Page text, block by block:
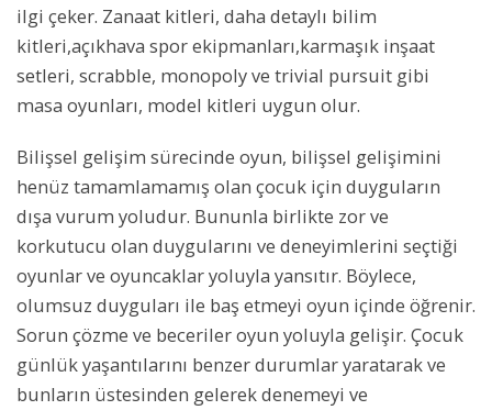
ilgi çeker. Zanaat kitleri, daha detaylı bilim
kitleri,açıkhava spor ekipmanları,karmaşık inşaat
setleri, scrabble, monopoly ve trivial pursuit gibi
masa oyunları, model kitleri uygun olur.
Bilişsel gelişim sürecinde oyun, bilişsel gelişimini
henüz tamamlamamış olan çocuk için duyguların
dışa vurum yoludur. Bununla birlikte zor ve
korkutucu olan duygularını ve deneyimlerini seçtiği
oyunlar ve oyuncaklar yoluyla yansıtır. Böylece,
olumsuz duyguları ile baş etmeyi oyun içinde öğrenir.
Sorun çözme ve beceriler oyun yoluyla gelişir. Çocuk
günlük yaşantılarını benzer durumlar yaratarak ve
bunların üstesinden gelerek denemeyi ve